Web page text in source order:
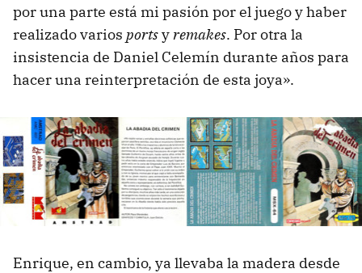
por una parte está mi pasión por el juego y haber
realizado varios portsyremakes. Por otra la
insistencia de Daniel Celemín durante años para
hacer una reinterpretación de esta joya».
Enrique, en cambio, ya llevaba la madera desde